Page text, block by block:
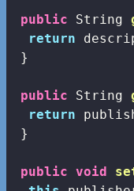
public String
return
}
public String
return
}
public void